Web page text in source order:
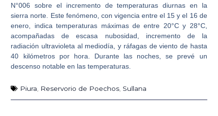
N°006 sobre el incremento de temperaturas diurnas en la
sierra norte. Este fenómeno, con vigencia entre el 15 y el 16 de
enero, indica temperaturas máximas de entre 20°C y 28°C,
acompañadas de escasa nubosidad, incremento de la
radiación ultravioleta al mediodía, y ráfagas de viento de hasta
40 kilómetros por hora. Durante las noches, se prevé un
descenso notable en las temperaturas.
Piura Reservorio de Poechos Sullana
Ant